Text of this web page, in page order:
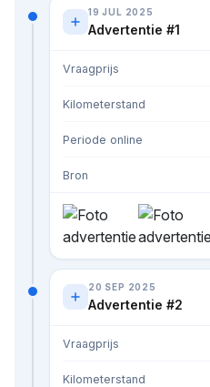
19 JUL 2025
Advertentie #1
Vraagprijs
Kilometerstand
Periode online
Bron
20 SEP 2025
Advertentie #2
Vraagprijs
Kilometerstand